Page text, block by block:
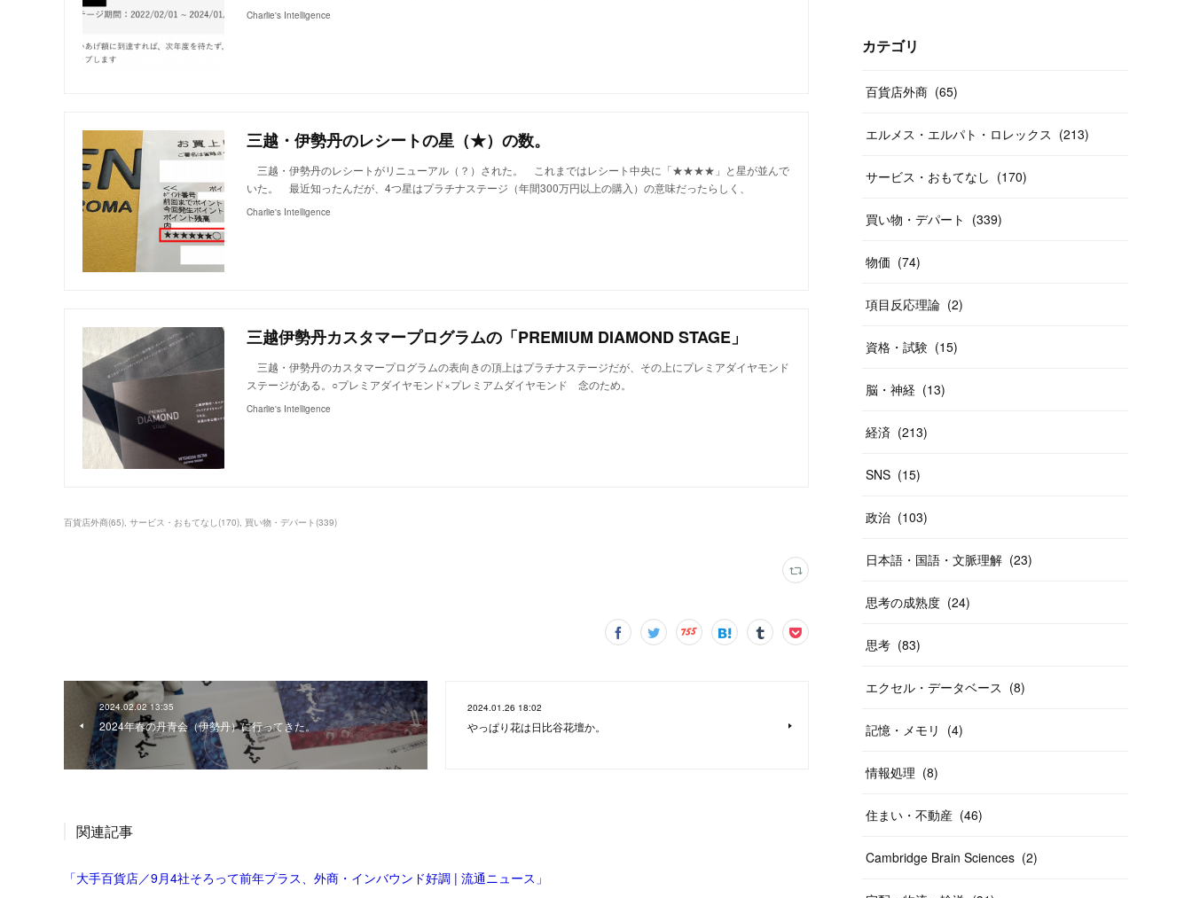
Charlie's Intelligence
三越・伊勢丹のレシートの星（★）の数。
三越・伊勢丹のレシートがリニューアル（？）された。 これまではレシート中央に「★★★★」と星が並んで
いた。 最近知ったんだが、4つ星はプラチナステージ（年間300万円以上の購入）の意味だったらしく、
Charlie's Intelligence
三越伊勢丹カスタマープログラムの「PREMIUM DIAMOND STAGE」
三越・伊勢丹のカスタマープログラムの表向きの頂上はプラチナステージだが、その上にプレミアダイヤモンド
ステージがある。○プレミアダイヤモンド×プレミアムダイヤモンド 念のため。
Charlie's Intelligence
百貨店外商(65) サービス・おもてなし(170) 買い物・デパート(339)
2024.02.02 13:35
2024年春の丹青会（伊勢丹）に行ってきた。
2024.01.26 18:02
やっぱり花は日比谷花壇か。
関連記事
「大手百貨店／9月4社そろって前年プラス、外商・インバウンド好調 | 流通ニュース」
( 12
(26
(14
(20
(20
(10
(40
(20
カテゴリ
百貨店外商 (65)
エルメス・エルパト・ロレックス (213)
サービス・おもてなし (170)
買い物・デパート (339)
物価 (74)
項目反応理論 (2)
資格・試験 (15)
脳・神経 (13)
経済 (213)
SNS (15)
政治 (103)
日本語・国語・文脈理解 (23)
思考の成熟度 (24)
思考 (83)
エクセル・データベース (8)
記憶・メモリ (4)
情報処理 (8)
住まい・不動産 (46)
Cambridge Brain Sciences (2)